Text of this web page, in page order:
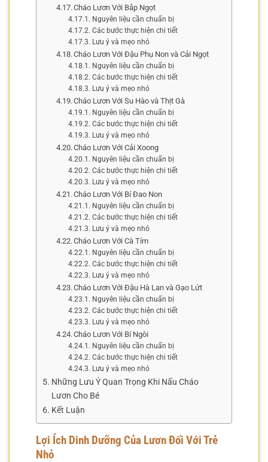
Cháo Lươn Với Bắp Ngọt
Nguyên liệu cần chuẩn bị
Các bước thực hiện chi tiết
Lưu ý và mẹo nhỏ
Cháo Lươn Với Đậu Phụ Non và Cải Ngọt
Nguyên liệu cần chuẩn bị
Các bước thực hiện chi tiết
Lưu ý và mẹo nhỏ
Cháo Lươn Với Su Hào và Thịt Gà
Nguyên liệu cần chuẩn bị
Các bước thực hiện chi tiết
Lưu ý và mẹo nhỏ
Cháo Lươn Với Cải Xoong
Nguyên liệu cần chuẩn bị
Các bước thực hiện chi tiết
Lưu ý và mẹo nhỏ
Cháo Lươn Với Bí Đao Non
Nguyên liệu cần chuẩn bị
Các bước thực hiện chi tiết
Lưu ý và mẹo nhỏ
Cháo Lươn Với Cà Tím
Nguyên liệu cần chuẩn bị
Các bước thực hiện chi tiết
Lưu ý và mẹo nhỏ
Cháo Lươn Với Đậu Hà Lan và Gạo Lứt
Nguyên liệu cần chuẩn bị
Các bước thực hiện chi tiết
Lưu ý và mẹo nhỏ
Cháo Lươn Với Bí Ngòi
Nguyên liệu cần chuẩn bị
Các bước thực hiện chi tiết
Lưu ý và mẹo nhỏ
Những Lưu Ý Quan Trọng Khi Nấu Cháo
Lươn Cho Bé
Kết Luận
Lợi Ích Dinh Dưỡng Của Lươn Đối Với Trẻ
Nhỏ